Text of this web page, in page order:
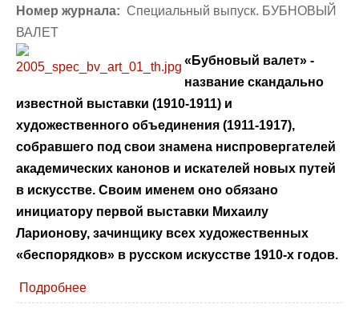
Номер журнала: Специальный выпуск. БУБНОВЫЙ
ВАЛЕТ
«Бубновый валет» -
название скандально
известной выставки (1910-1911) и
художественного объединения (1911-1917),
собравшего под свои знамена ниспровергателей
академических канонов и искателей новых путей
в искусстве. Своим именем оно обязано
инициатору первой выставки Михаилу
Ларионову, зачинщику всех художественных
«беспорядков» в русском искусстве 1910-х годов.
Подробнее